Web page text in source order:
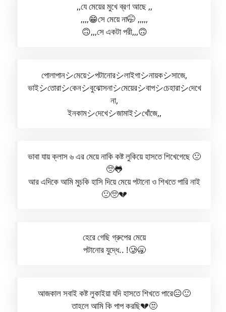
,,যে মেয়ের মুখে ব্রণ আছে ,,
,,,,😁সে মেয়ে না🤭 ,,,,,
🙃,,,সে একটা পরী,,,🙃
পোলাপানシ︎মেয়েシ︎পটানোরシ︎লাইগাシ︎নায়কシ︎সাজে,
ভাইシ︎তোরাシ︎কেনシ︎বুঝোসনাシ︎মেয়েরシ︎বাপシ︎চেহারাシ︎দেখে
না,
ইনকামシ︎দেখেシ︎জামাইシ︎খোঁজে,,
ভাবা যায় ক্লাস ৬ এর মেয়ে নাকি কষ্ট লুকিয়ে হাসতে শিখেগেছে 🙁
🥺🐸
আর এদিকে আমি মুচকি হাসি দিয়ে মেয়ে পটানো ও শিখতে পারি নাই
🙁🥺💔
হেরে গেছি গ্রুপের মেয়ে
পটানোর যুদ্ধে.. !🥲🥱
আজ‌কাল সবাই কষ্ট লুকাইয়া যদি হাসতে শিখতে পারে😑🙂
তাহলে আমি কি পাপ করছি💔😒